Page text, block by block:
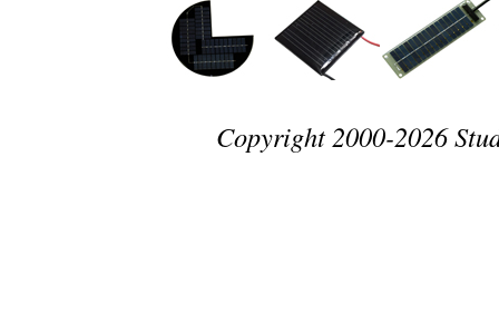
Copyright 2000-2026